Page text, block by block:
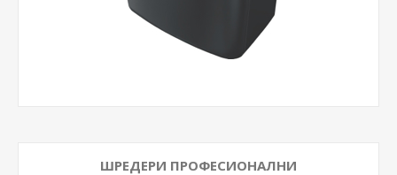
ШРЕДЕРИ ПРОФЕСИОНАЛНИ